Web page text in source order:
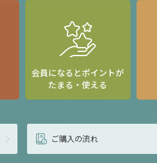
会員になるとポイントが
たまる・使える
ご購入の流れ